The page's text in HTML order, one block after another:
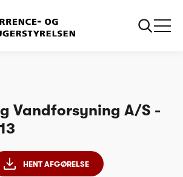
Vandforsyning A/S -
HENT AFGØRELSE